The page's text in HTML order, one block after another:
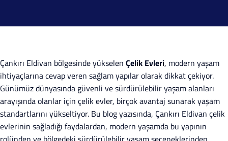
Çankırı Eldivan bölgesinde yükselen Çelik Evleri, modern yaşam
ihtiyaçlarına cevap veren sağlam yapılar olarak dikkat çekiyor.
Günümüz dünyasında güvenli ve sürdürülebilir yaşam alanları
arayışında olanlar için çelik evler, birçok avantaj sunarak yaşam
standartlarını yükseltiyor. Bu blog yazısında, Çankırı Eldivan çelik
evlerinin sağladığı faydalardan, modern yaşamda bu yapının